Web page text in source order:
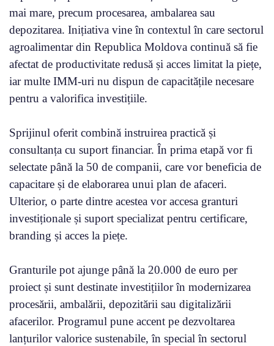
mai mare, precum procesarea, ambalarea sau
depozitarea. Inițiativa vine în contextul în care sectorul
agroalimentar din Republica Moldova continuă să fie
afectat de productivitate redusă și acces limitat la piețe,
iar multe IMM-uri nu dispun de capacitățile necesare
pentru a valorifica investițiile.
Sprijinul oferit combină instruirea practică și
consultanța cu suport financiar. În prima etapă vor fi
selectate până la 50 de companii, care vor beneficia de
capacitare și de elaborarea unui plan de afaceri.
Ulterior, o parte dintre acestea vor accesa granturi
investiționale și suport specializat pentru certificare,
branding și acces la piețe.
Granturile pot ajunge până la 20.000 de euro per
proiect și sunt destinate investițiilor în modernizarea
procesării, ambalării, depozitării sau digitalizării
afacerilor. Programul pune accent pe dezvoltarea
lanțurilor valorice sustenabile, în special în sectorul